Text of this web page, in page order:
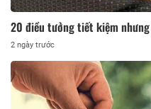
20 điều tưởng tiết kiệm
2 ngày trước